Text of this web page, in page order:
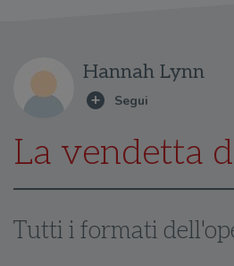
Hannah Lynn
La vendetta
Tutti i formati